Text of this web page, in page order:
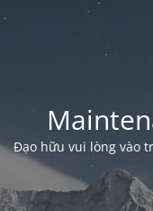
Đạo hữu vui lòng vào